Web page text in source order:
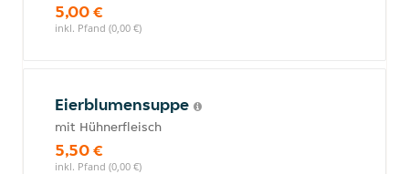
5,00 €
inkl. Pfand (0,00 €)
Eierblumensuppe
mit Hühnerfleisch
5,50 €
inkl. Pfand (0,00 €)